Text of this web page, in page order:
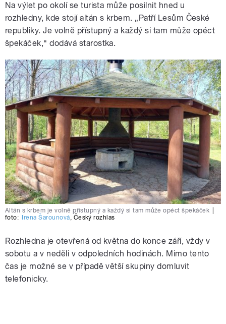
Na výlet po okolí se turista může posilnit hned u
rozhledny, kde stojí altán s krbem. „Patří Lesům České
republiky. Je volně přístupný a každý si tam může opéct
špekáček,“ dodává starostka.
Altán s krbem je volně přístupný a každý si tam může opéct špekáček
foto: Irena Šarounová Český rozhlas
Rozhledna je otevřená od května do konce září, vždy v
sobotu a v neděli v odpoledních hodinách. Mimo tento
čas je možné se v případě větší skupiny domluvit
telefonicky.